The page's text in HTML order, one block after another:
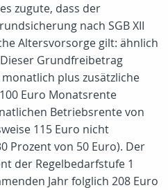
zugute, dass der
nach SGB XII
Altersvorsorge gilt: ähnlich
Grundfreibetrag
plus zusätzliche
Euro Monatsrente
Betriebsrente von
115 Euro nicht
Prozent von 50 Euro). Der
der Regelbedarfstufe 1
Jahr folglich 208 Euro